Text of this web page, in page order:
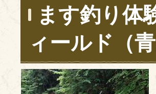
ます釣り体
ィールド（